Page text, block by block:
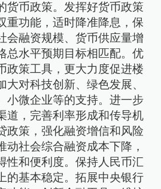
货币政策。发挥好货币政策
重功能，适时降准降息，保
会融资规模、货币供应量增
总水平预期目标相匹配。优
政策工具，更大力度促进楼
大对科技创新、绿色发展、
小微企业等的支持。进一步
道，完善利率形成和传导机
政策，强化融资增信和风险
动社会综合融资成本下降，
性和便利度。保持人民币汇
的基本稳定。拓展中央银行